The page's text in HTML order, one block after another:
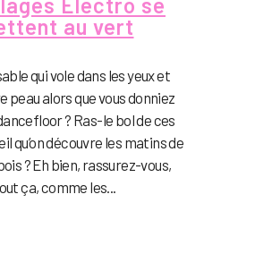
au vert
qui vole dans les yeux et
peau alors que vous donniez
? Ras-le bol de ces
qu’on découvre les matins de
? Eh bien, rassurez-vous,
ça, comme les...